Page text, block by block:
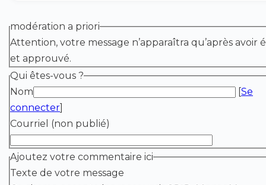
modération a priori
Attention, votre message n’apparaîtra qu’après avoir
et approuvé.
Qui êtes-vous ?
Nom
[Se
connecter]
Courriel (non publié)
Ajoutez votre commentaire ici
Texte de votre message